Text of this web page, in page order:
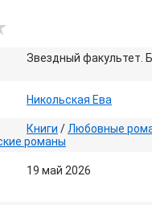
Звездный факультет.
Никольская Ева
Книги / Любовные
романы
19 май 2026